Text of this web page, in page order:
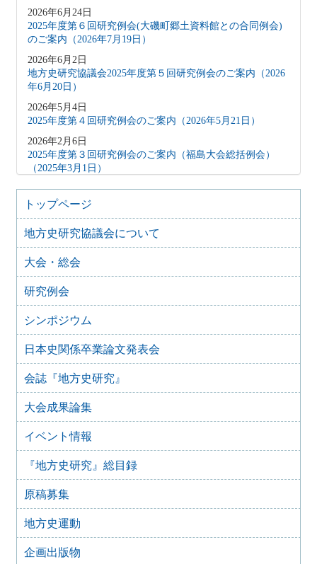
2026年6月24日
2025年度第６回研究例会(大磯町郷土資料館との合同例会)
のご案内（2026年7月19日）
2026年6月2日
地方史研究協議会2025年度第５回研究例会のご案内（2026
年6月20日）
2026年5月4日
2025年度第４回研究例会のご案内（2026年5月21日）
2026年2月6日
2025年度第３回研究例会のご案内（福島大会総括例会）
（2025年3月1日）
2025年12月5日
2025年度第２回研究例会のご案内（伊予史談会との合同例
会）（2026年１月11日）
2025年10月7日
2025年度第１回研究例会のご案内（加能地域史研究会との
合同例会）（2025年11月8日）
2025年9月3日
2024年度第8回研究例会のご案内（2025年9月27日）
2025年6月5日
20日）
2025年6月5日
2024年度第6回研究例会（2025年7月12日）
2025年5月12日
2024年度第5回研究例会（2025年5月30日）
2025年2月27日
2025年1月21日
2024年度第3回研究例会（兵庫大会総括例会）（2025年2月
23日）
2024年度第２回研究例会（2025年１月22日）
2024年10月10日
2024年度第1回研究例会（交通史学会との合同例会）
トップページ
地方史研究協議会について
大会・総会
研究例会
シンポジウム
日本史関係卒業論文発表会
会誌『地方史研究』
大会成果論集
イベント情報
『地方史研究』総目録
原稿募集
地方史運動
企画出版物